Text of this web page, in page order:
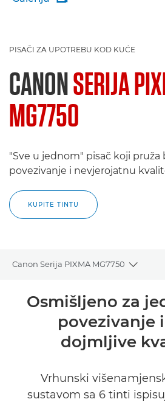
PISAČI ZA UPOTREBU KOD KUĆE
CANONSERIJA
MG7750
"Sve u jednom" pisač koji
povezivanje i nevjerojatnu
KUPITE TINTU
Canon Serija PIXMA MG7750
Toggle
Pregled
Tehnički podaci
KUPITE TINTU
Osmišljeno za
povezivanje
dojmljive
Vrhunski
sustavom sa 6 tinti